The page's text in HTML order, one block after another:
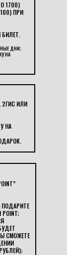
НА
ДНИ;
1700)
ПРИ
2ГИС ИЛИ
НА
ПОДАРИТЕ
СМОЖЕТЕ